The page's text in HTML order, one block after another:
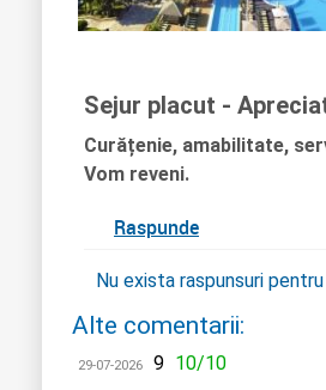
Sejur placut -
Curățenie, amabilitate,
Vom reveni.
Raspunde
Nu exista raspunsuri
Alte comentarii:
29-07-2026 9 10/10